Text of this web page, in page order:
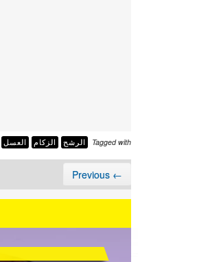
Tagged with الرشح الزكام العسل
← Previous